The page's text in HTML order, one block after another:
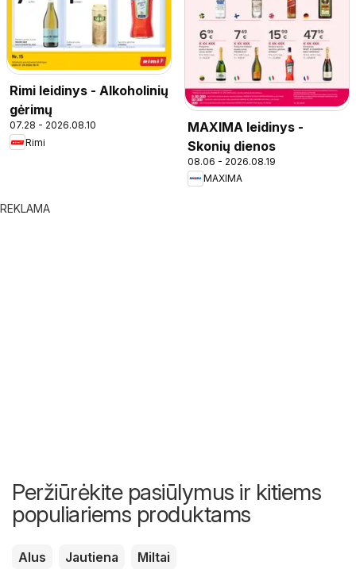
Rimi leidinys - Alkoholinių
gėrimų
07.28 - 2026.08.10
Rimi
MAXIMA leidinys -
Skonių dienos
08.06 - 2026.08.19
MAXIMA
REKLAMA
Peržiūrėkite pasiūlymus ir kitiems
populiariems produktams
Alus Jautiena Miltai